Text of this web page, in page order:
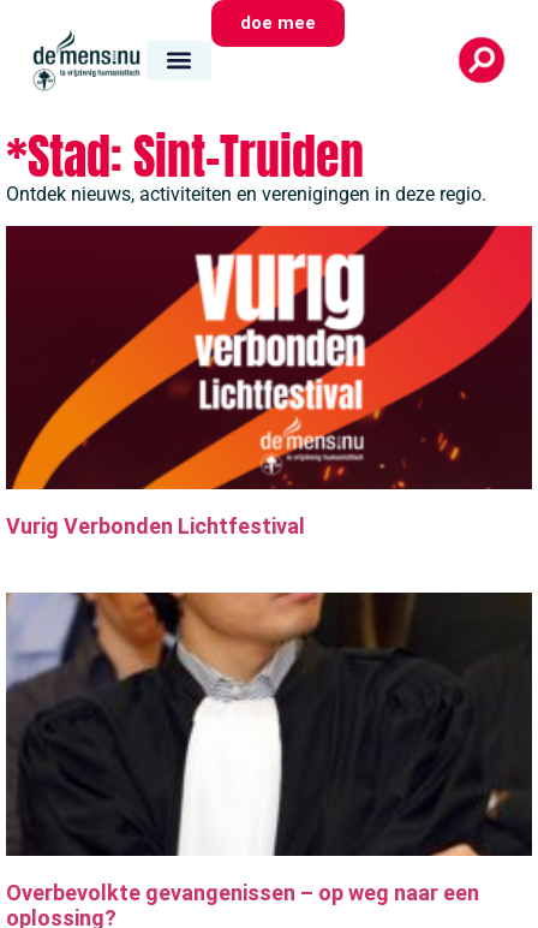
doe mee
*Stad: Sint-Truiden
Ontdek nieuws, activiteiten en verenigingen in deze regio.
Vurig Verbonden Lichtfestival
Overbevolkte gevangenissen – op weg naar een
oplossing?